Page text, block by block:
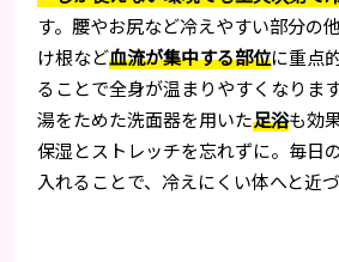
す。腰やお尻など冷えやすい部分の
け根など血流が集中する部位に重点
ることで全身が温まりやすくなりま
湯をためた洗面器を用いた足浴も効
保湿とストレッチを忘れずに。毎日
入れることで、冷えにくい体へと近づ